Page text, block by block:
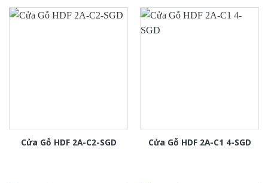
Cửa Gỗ HDF 2A-C2-SGD Cửa Gỗ HDF 2A-C1 4-SGD